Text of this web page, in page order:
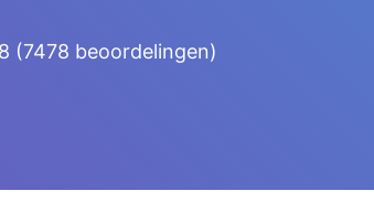
(7478 beoordelingen)